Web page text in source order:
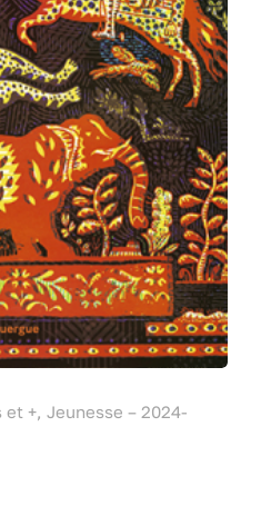
+, Jeunesse – 2024-